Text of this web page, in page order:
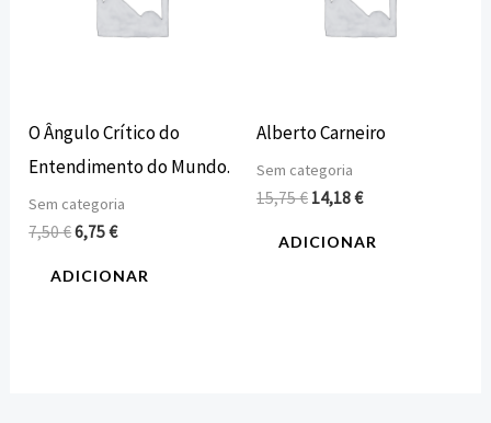
O Ângulo Crítico do
Entendimento do Mundo.
Sem categoria
7,50€6,75€
ADICIONAR
Alberto Carneiro
Sem categoria
15,75€ 14,18€
ADICIONAR